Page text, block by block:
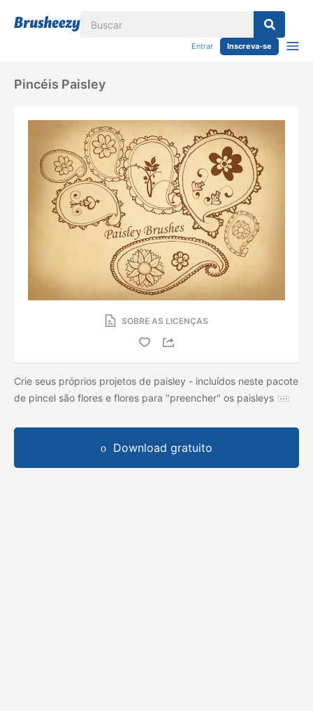
Entrar Inscreva-se
Pincéis Paisley
SOBRE AS LICENÇAS
Crie seus próprios projetos de paisley - incluídos neste pacote
de pincel são flores e flores para "preencher" os paisleys
Download gratuito